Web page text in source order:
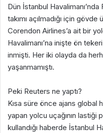
Dün İstanbul
takımı açılmadığı için
Corendon Airlines’a ait bir
Havalimanı’na inişte ön
inmişti. Her iki olayda da
yaşanmamıştı.
Peki Reuters ne yaptı?
Kısa süre önce ajans global
yapan yolcu uçağının lastiği
kullandığı haberde İstanbul